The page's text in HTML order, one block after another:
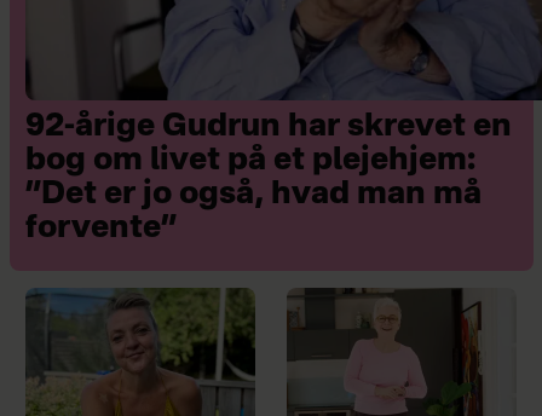
92-årige Gudrun har skrevet en
bog om livet på et plejehjem:
”Det er jo også, hvad man må
forvente”